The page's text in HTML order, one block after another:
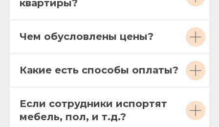
квартиры?
Чем обусловлены цены?
Какие есть способы оплаты?
Если сотрудники испортят
мебель, пол, и т.д.?